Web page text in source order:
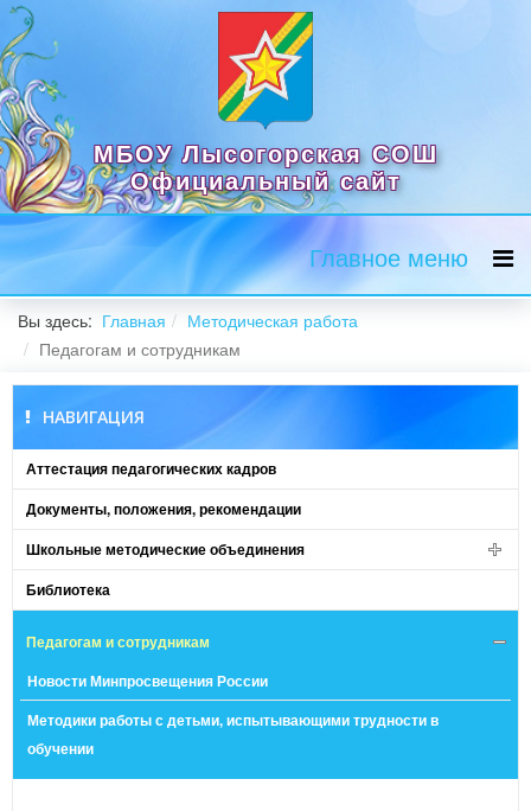
МБОУ Лысогорская СОШ
Официальный сайт
Главное меню
Вы здесь: Главная
Методическая работа
Педагогам и сотрудникам
НАВИГАЦИЯ
Аттестация педагогических кадров
Документы, положения, рекомендации
Школьные методические объединения
Библиотека
Педагогам и сотрудникам
Новости Минпросвещения России
Методики работы с детьми, испытывающими трудности в
обучении